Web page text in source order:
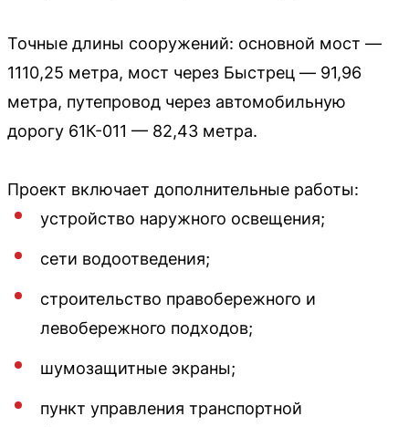
Точные длины сооружений: основной мост —
1110,25 метра, мост через Быстрец — 91,96
метра, путепровод через автомобильную
дорогу 61К-011 — 82,43 метра.
Проект включает дополнительные работы:
устройство наружного освещения;
сети водоотведения;
строительство правобережного и
левобережного подходов;
шумозащитные экраны;
пункт управления транспортной